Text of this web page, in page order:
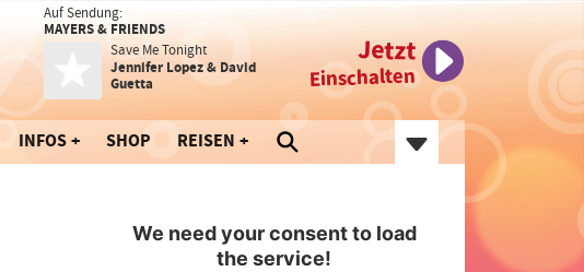
Auf Sendung:
MAYERS & FRIENDS
Save Me Tonight
Jennifer Lopez & David
Guetta
Jetzt
Einschalten
INFOS SHOP REISEN
We need your consent to load
the service!